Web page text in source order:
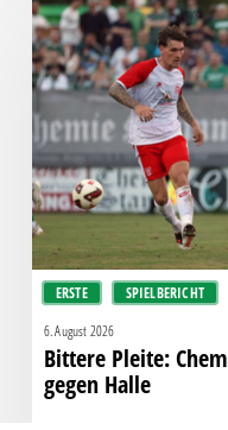
ERSTE SPIELBERICHT
Pleite:
Chemie
kassiert
späten
Knockout
gegen
Halle
6. August 2026
Bittere Pleite:
gegen Halle